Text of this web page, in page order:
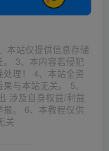
本站仅提供信息存储
3、本内容若侵犯
理！ 4、本站全资
与本站无关。 5、
涉及自身权益/利益
。 6、本教程仅供
关